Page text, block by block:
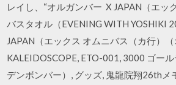
レイし、“オルガンバー X JAPAN（エッ
バスタオル（EVENING WITH YOSHIKI
JAPAN（エックス オムニバス（カ行）
KALEIDOSCOPE, ETO-001, 3000 ゴー
デンボンバー）, グッズ, 鬼龍院翔26thメ